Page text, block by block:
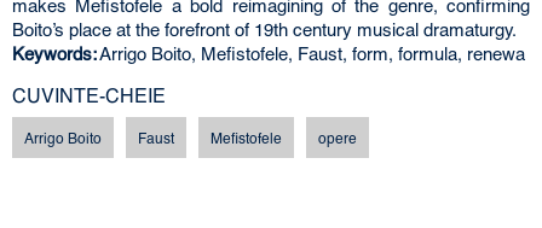
makes Mefistofele a bold reimagining of the genre, confirming
Boito’s place at the forefront of 19th century musical dramaturgy.
Keywords:Arrigo Boito, Mefistofele, Faust, form, formula, renewa
CUVINTE-CHEIE
Arrigo Boito Faust Mefistofele opere